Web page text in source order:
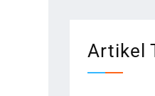
Artikel